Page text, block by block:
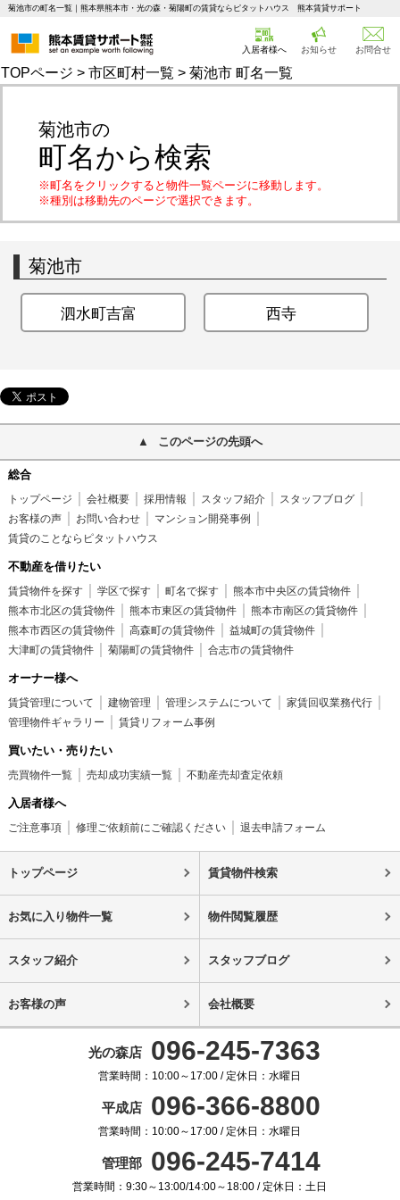
菊池市の町名一覧｜熊本県熊本市・光の森・菊陽町の賃貸ならピタットハウス 熊本賃貸サポート
入居者様へ お知らせ お問合せ
TOPページ > 市区町村一覧 > 菊池市 町名一覧
菊池市の
町名から検索
※町名をクリックすると物件一覧ページに移動します。
※種別は移動先のページで選択できます。
菊池市
泗水町吉富 西寺
このページの先頭へ
総合
トップページ 会社概要 採用情報 スタッフ紹介
スタッフブログ
お客様の声
お問い合わせ
マンション開発事例
賃貸のことならピタットハウス
不動産を借りたい
賃貸物件を探す 学区で探す 町名で探す
熊本市中央区の賃貸物件
熊本市北区の賃貸物件
熊本市東区の賃貸物件
熊本市南区の賃貸物件
熊本市西区の賃貸物件
高森町の賃貸物件
益城町の賃貸物件
大津町の賃貸物件
菊陽町の賃貸物件 合志市の賃貸物件
オーナー様へ
賃貸管理について 建物管理 管理システムについて
家賃回収業務代行
管理物件ギャラリー
賃貸リフォーム事例
買いたい・売りたい
売買物件一覧 売却成功実績一覧 不動産売却査定依頼
入居者様へ
ご注意事項 修理ご依頼前にご確認ください 退去申請フォーム
トップページ 賃貸物件検索
お気に入り物件一覧 物件閲覧履歴
スタッフ紹介 スタッフブログ
お客様の声 会社概要
光の森店 096-245-7363
営業時間：10:00～17:00 / 定休日：水曜日
平成店 096-366-8800
営業時間：10:00～17:00 / 定休日：水曜日
管理部 096-245-7414
営業時間：9:30～13:00/14:00～18:00 / 定休日：土日